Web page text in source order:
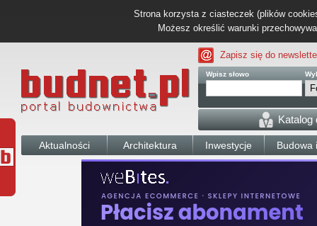
Strona korzysta z ciasteczek (plików
Możesz określić warunki
Zapisz się do
Wpisz słowo
Katalog
Aktualności Architektura Inwestycje Budowa